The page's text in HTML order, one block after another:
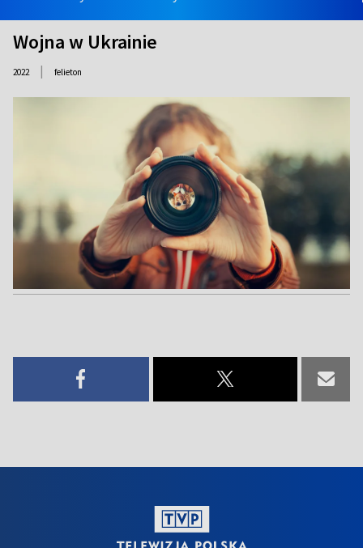
Wojna w Ukrainie
2022 | felieton